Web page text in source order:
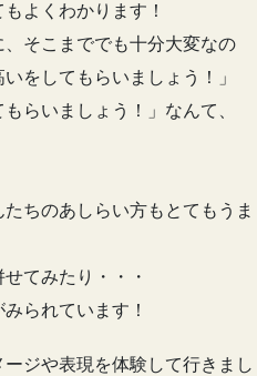
よくわかります！
そこまででも十分大変なの
をしてもらいましょう！」
らいましょう！」なんて、
ちのあしらい方もとてもうま
てみたり・・・
られています！
ジや表現を体験して行きまし